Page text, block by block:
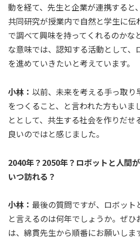
動を経て、先生と企業が連携すると
共同研究が授業内で自然と学生に
で調べて興味を持ってくれるのかな
な意味では、認知する活動として、
を進めていきたいと考えています。
小林： 以前、未来を考える手っ取り
をつくること、と言われた方もいま
ととして、共生する社会を作りだせ
良いのではと感じました。
2040年？2050年？ロボットと人間
いつ訪れる？
小林： 最後の質問ですが、ロボット
と言えるのは何年でしょうか。ぜひ
は、綿貫先生から順番にお願いしま